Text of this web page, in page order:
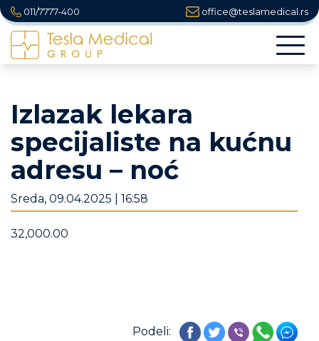
011/7777-400 office@teslamedical.rs
Izlazak lekara
specijaliste na kućnu
adresu – noć
Sreda, 09.04.2025 | 16:58
32,000.00
Podeli: